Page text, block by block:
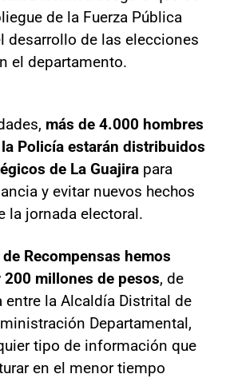
de la Fuerza Pública
desarrollo de las elecciones
el departamento.
más de 4.000 hombres
Policía estarán distribuidos
de La Guajira para
y evitar nuevos hechos
la jornada electoral.
Recompensas hemos
millones de pesos, de
entre la Alcaldía Distrital de
Departamental,
tipo de información que
en el menor tiempo